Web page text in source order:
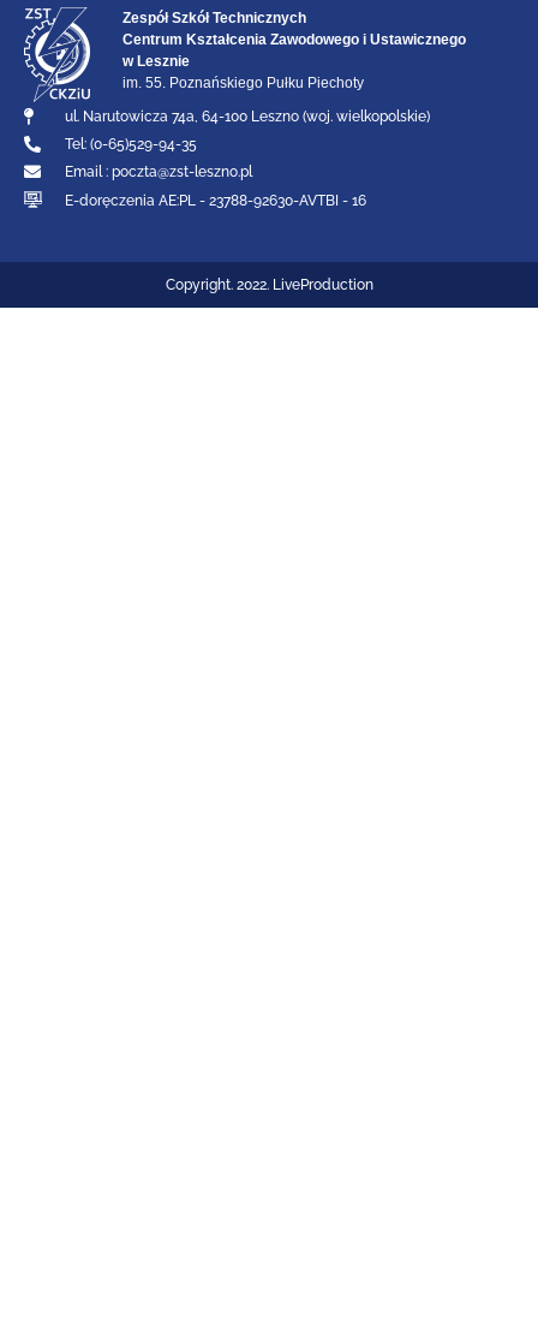
Zespół Szkół Technicznych
Centrum Kształcenia Zawodowego i Ustawicznego
w Lesznie
im. 55. Poznańskiego Pułku Piechoty
ul. Narutowicza 74a, 64-100 Leszno (woj. wielkopolskie)
Tel: (0-65)529-94-35
Email : poczta@zst-leszno.pl
E-doręczenia AE:PL - 23788-92630-AVTBI - 16
Copyright. 2022. LiveProduction